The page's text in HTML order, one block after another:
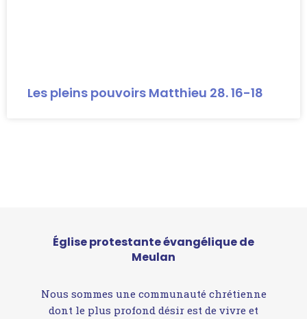
Les pleins pouvoirs Matthieu 28. 16-18
Église protestante évangélique de
Meulan
Nous sommes une communauté chrétienne
dont le plus profond désir est de vivre et